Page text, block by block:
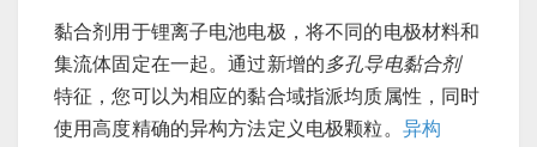
黏合剂用于锂离子电池电极，将不同的电极材料和
集流体固定在一起。通过新增的多孔导电黏合剂
特征，您可以为相应的黏合域指派均质属性，同时
使用高度精确的异构方法定义电极颗粒。 异构